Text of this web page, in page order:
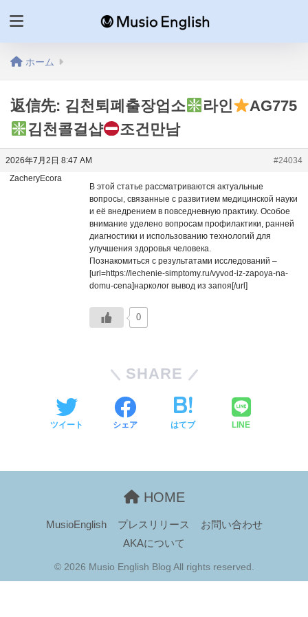
ホーム
返信先: 김천퇴폐출장업소 라인
AG775
김천콜걸샵
조건만남
2026年7月2日 8:47 AM
#24034
ZacheryEcora
В этой статье рассматриваются актуальные
вопросы, связанные с развитием медицинской науки
и её внедрением в повседневную практику. Особое
внимание уделено вопросам профилактики, ранней
диагностики и использованию технологий для
улучшения здоровья человека.
Познакомиться с результатами исследований –
[url=https://lechenie-simptomy.ru/vyvod-iz-zapoya-na-
domu-cena]нарколог вывод из запоя[/url]
0
SHARE
ツイート シェア はてブ LINE
HOME
MusioEnglish プレスリリース
お問い合わせ
AKAについて
© 2026 Musio English Blog All rights reserved.